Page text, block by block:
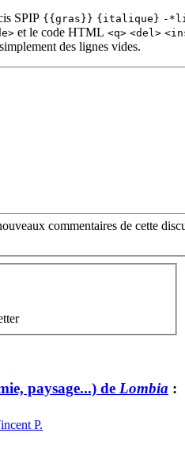
SPIP {{gras}} {italique} -
et le code HTML <q> <del>
des lignes vides.
commentaires de cette
paysage...) de Lombia :
P.